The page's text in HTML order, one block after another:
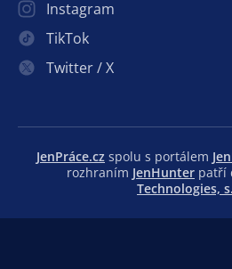
Instagram
TikTok
Twitter / X
JenPráce.cz spolu s portálem
rozhraním JenHunter patří
Technologies,